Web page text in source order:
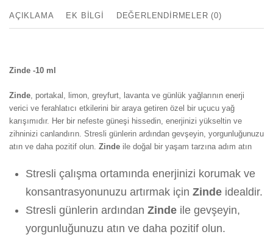
AÇIKLAMA EK BILGI DEĞERLENDIRMELER (0)
Zinde -10 ml
Zinde , portakal, limon, greyfurt, lavanta ve günlük yağlarının enerji
verici ve ferahlatıcı etkilerini bir araya getiren özel bir uçucu yağ
karışımıdır. Her bir nefeste güneşi hissedin, enerjinizi yükseltin ve
zihninizi canlandırın. Stresli günlerin ardından gevşeyin, yorgunluğunuzu
atın ve daha pozitif olun. Zinde ile doğal bir yaşam tarzına adım atın
Stresli çalışma ortamında enerjinizi korumak ve
konsantrasyonunuzu artırmak için Zinde idealdir.
Stresli günlerin ardından Zinde ile gevşeyin,
yorgunluğunuzu atın ve daha pozitif olun.